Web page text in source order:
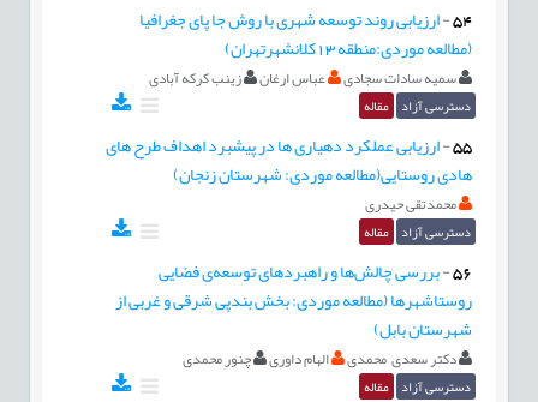
54
-ارزیابی روند توسعه شهری با روش جا پای جغرافیا
(مطالعه موردی:منطقه 13کلانشهرتهران)
سمیه سادات سجادی عباس ارغان زینب کرکه آبادی
دسترسی آزاد مقاله
55
-ارزیابی عملکرد دهیاری ها در پیشبرد اهداف طرح های
هادی روستایی(مطالعه موردی: شهرستان زنجان)
محمدتقی حیدری
دسترسی آزاد مقاله
56
-بررسی چالش‌ها و راهبردهای توسعه‌ی فضایی
روستاشهرها (مطالعه موردی: بخش بندپی شرقی و غربی از
شهرستان بابل)
دکتر سعدی محمدی الهام داوری چنور محمدی
دسترسی آزاد مقاله